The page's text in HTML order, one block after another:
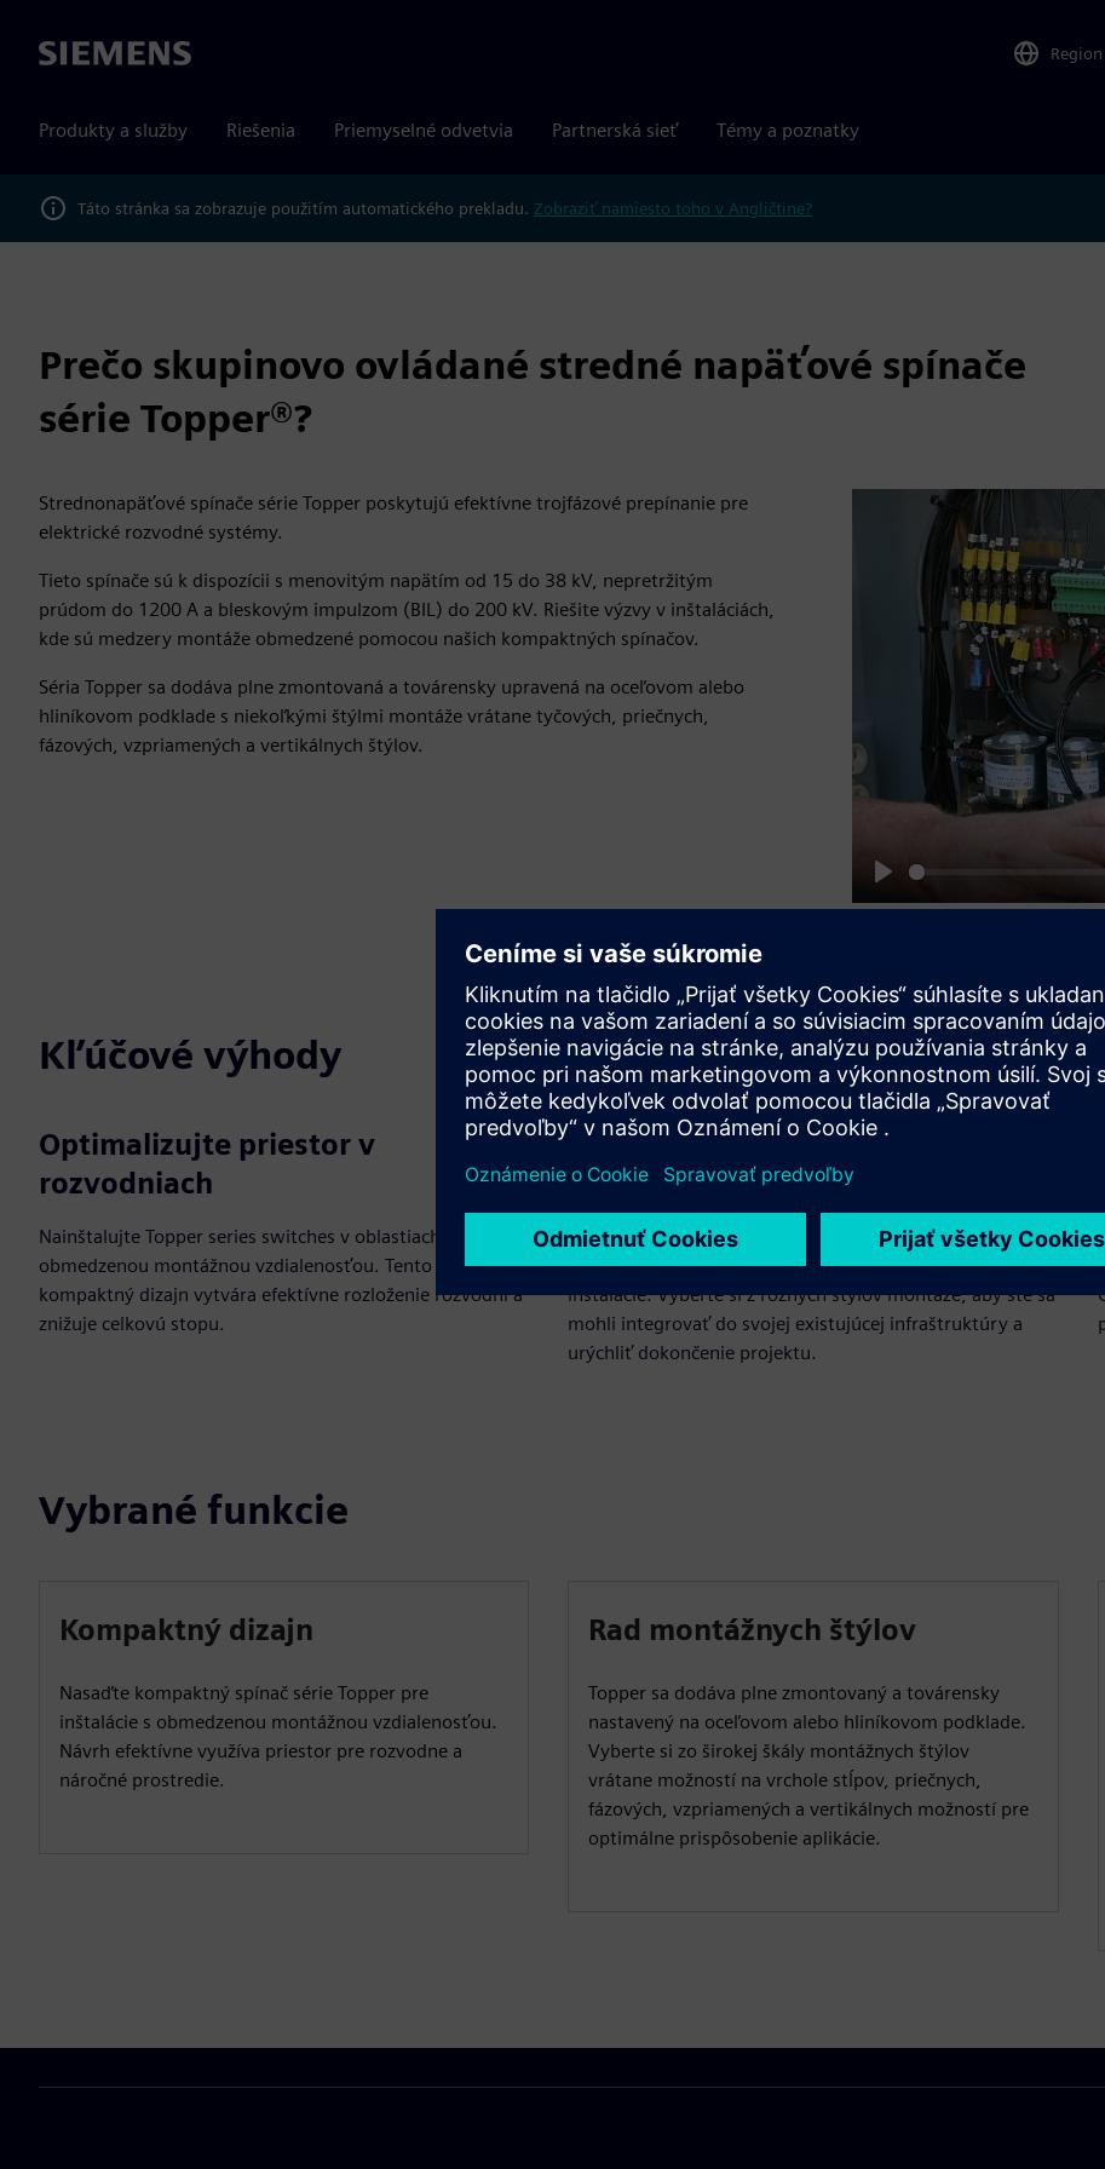
Siemens Region
Produkty a služby Riešenia Priemyselné odvetvia Partnerská sieť Témy a poznatky
Táto stránka sa zobrazuje použitím automatického prekladu. Zobraziť namiesto toho v Angličtine?
Prečo skupinovo ovládané stredné napäťové spínače
série Topper®?
Strednonapäťové spínače série Topper poskytujú efektívne trojfázové prepínanie pre
elektrické rozvodné systémy.
Tieto spínače sú k dispozícii s menovitým napätím od 15 do 38 kV, nepretržitým
prúdom do 1200 A a bleskovým impulzom (BIL) do 200 kV. Riešite výzvy v inštaláciách,
kde sú medzery montáže obmedzené pomocou našich kompaktných spínačov.
Séria Topper sa dodáva plne zmontovaná a továrensky upravená na oceľovom alebo
hliníkovom podklade s niekoľkými štýlmi montáže vrátane tyčových, priečnych,
fázových, vzpriamených a vertikálnych štýlov.
Play
Kľúčové výhody
Optimalizujte priestor v
rozvodniach
Nainštalujte Topper series switches v oblastiach s
obmedzenou montážnou vzdialenosťou. Tento
kompaktný dizajn vytvára efektívne rozloženie rozvodní a
znižuje celkovú stopu.
Zjednodušenie inštalácie a
nastavenia
Prijímajte spínače plne zmontované a upravené do
výroby, aby sa minimalizovala práca na mieste a čas
inštalácie. Vyberte si z rôznych štýlov montáže, aby ste sa
mohli integrovať do svojej existujúcej infraštruktúry a
urýchliť dokončenie projektu.
Vybrané funkcie
Kompaktný dizajn
Nasaďte kompaktný spínač série Topper pre
inštalácie s obmedzenou montážnou vzdialenosťou.
Návrh efektívne využíva priestor pre rozvodne a
náročné prostredie.
Rad montážnych štýlov
Topper sa dodáva plne zmontovaný a továrensky
nastavený na oceľovom alebo hliníkovom podklade.
Vyberte si zo širokej škály montážnych štýlov
vrátane možností na vrchole stĺpov, priečnych,
fázových, vzpriamených a vertikálnych možností pre
optimálne prispôsobenie aplikácie.